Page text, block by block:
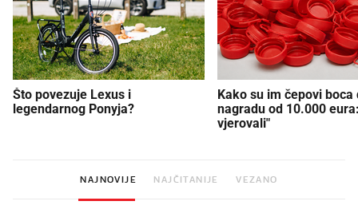
Što povezuje Lexus i
legendarnog Ponyja?
Kako su im čepovi boca
nagradu od 10.000
vjerovali"
NAJNOVIJE NAJČITANIJE VEZANO